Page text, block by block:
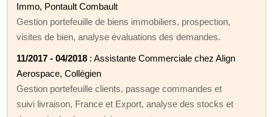
Immo, Pontault Combault
Gestion portefeuille de biens immobiliers, prospection,
visites de bien, analyse évaluations des demandes.
11/2017 - 04/2018 : Assistante Commerciale chez Align
Aerospace, Collégien
Gestion portefeuille clients, passage commandes et
suivi livraison, France et Export, analyse des stocks et